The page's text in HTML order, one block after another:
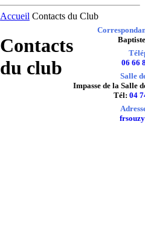
Accueil Contacts du Club
Contacts
du club
06 66
Salle
Impasse de la Salle
Tél: 04